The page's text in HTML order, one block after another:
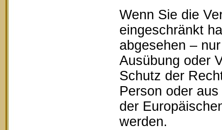
Wenn Sie die
eingeschränkt
abgesehen –
Ausübung oder
Schutz der
Person oder
der
werden.